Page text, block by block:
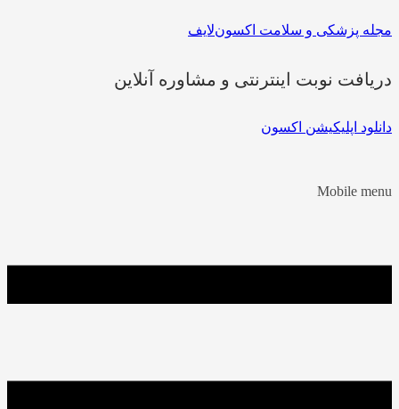
مجله پزشکی و سلامت اکسون‌لایف
دریافت نوبت اینترنتی و مشاوره آنلاین
دانلود اپلیکیشن اکسون
Mobile menu